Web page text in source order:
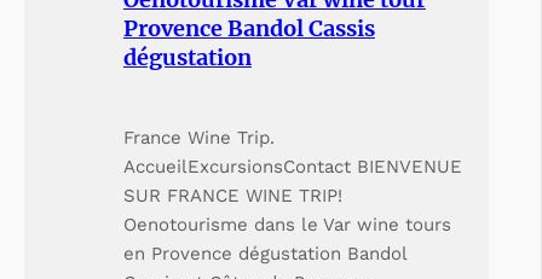
Provence Bandol Cassis
dégustation
France Wine Trip.
AccueilExcursionsContact BIENVENUE
SUR FRANCE WINE TRIP!
Oenotourisme dans le Var wine tours
en Provence dégustation Bandol